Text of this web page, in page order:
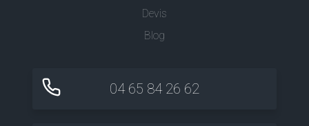
Devis
Blog
04 65 84 26 62